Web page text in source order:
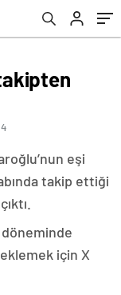
eşi
takip ettiği
döneminde
için X